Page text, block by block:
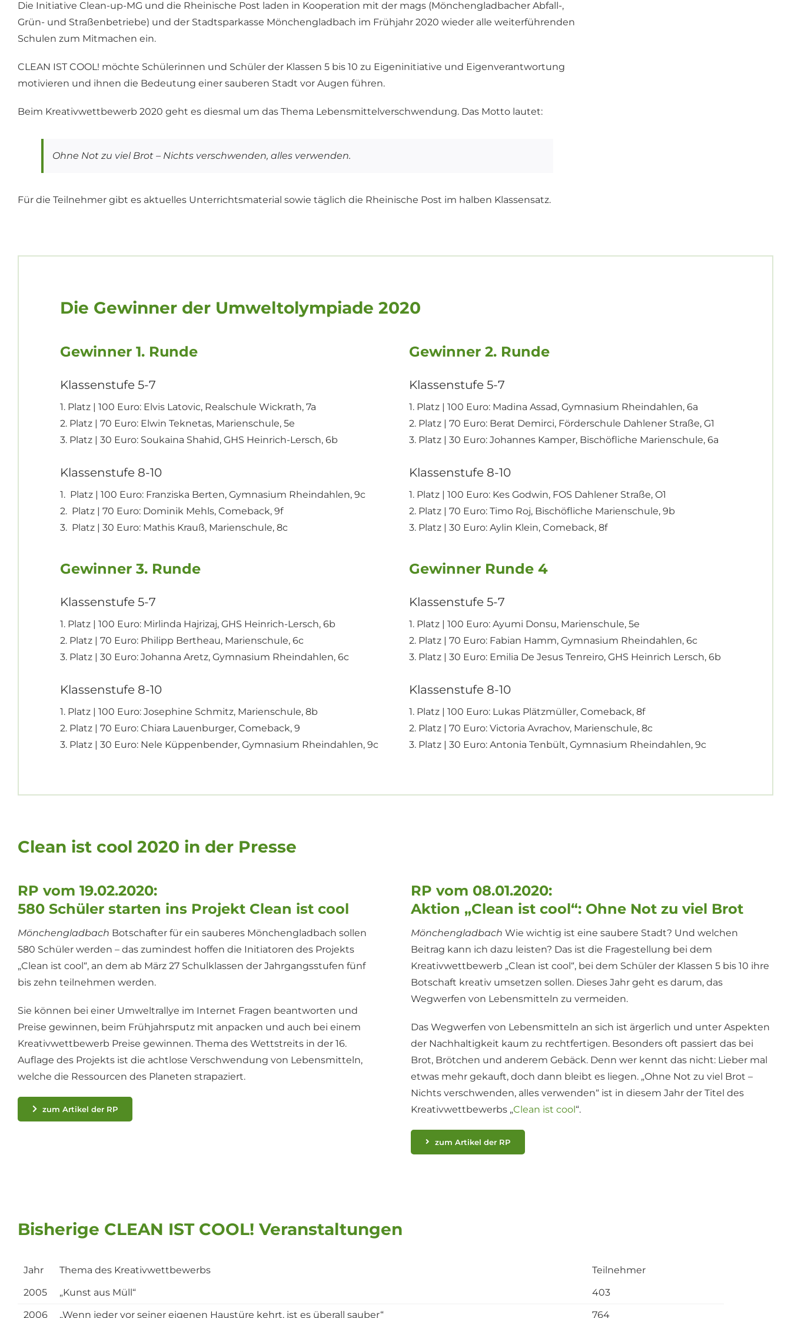
Die Initiative Clean-up-MG und die Rheinische Post laden in Kooperation mit der mags (Mönchengladbacher Abfall-,
Grün- und Straßenbetriebe) und der Stadtsparkasse Mönchengladbach im Frühjahr 2020 wieder alle weiterführenden
Schulen zum Mitmachen ein.
CLEAN IST COOL! möchte Schülerinnen und Schüler der Klassen 5 bis 10 zu Eigeninitiative und Eigenverantwortung
motivieren und ihnen die Bedeutung einer sauberen Stadt vor Augen führen.
Beim Kreativwettbewerb 2020 geht es diesmal um das Thema Lebensmittelverschwendung. Das Motto lautet:
Ohne Not zu viel Brot – Nichts verschwenden, alles verwenden.
Für die Teilnehmer gibt es aktuelles Unterrichtsmaterial sowie täglich die Rheinische Post im halben Klassensatz.
Die Gewinner der Umweltolympiade 2020
Gewinner 1. Runde
Klassenstufe 5-7
1. Platz | 100 Euro: Elvis Latovic, Realschule Wickrath, 7a
2. Platz | 70 Euro: Elwin Teknetas, Marienschule, 5e
3. Platz | 30 Euro: Soukaina Shahid, GHS Heinrich-Lersch, 6b
Klassenstufe 8-10
1. Platz | 100 Euro: Franziska Berten, Gymnasium Rheindahlen, 9c
2. Platz | 70 Euro: Dominik Mehls, Comeback, 9f
3. Platz | 30 Euro: Mathis Krauß, Marienschule, 8c
Gewinner 2. Runde
Klassenstufe 5-7
1. Platz | 100 Euro: Madina Assad, Gymnasium Rheindahlen, 6a
2. Platz | 70 Euro: Berat Demirci, Förderschule Dahlener Straße, G1
3. Platz | 30 Euro: Johannes Kamper, Bischöfliche Marienschule, 6a
Klassenstufe 8-10
1. Platz | 100 Euro: Kes Godwin, FOS Dahlener Straße, O1
2. Platz | 70 Euro: Timo Roj, Bischöfliche Marienschule, 9b
3. Platz | 30 Euro: Aylin Klein, Comeback, 8f
Gewinner 3. Runde
Klassenstufe 5-7
1. Platz | 100 Euro: Mirlinda Hajrizaj, GHS Heinrich-Lersch, 6b
2. Platz | 70 Euro: Philipp Bertheau, Marienschule, 6c
3. Platz | 30 Euro: Johanna Aretz, Gymnasium Rheindahlen, 6c
Klassenstufe 8-10
1. Platz | 100 Euro: Josephine Schmitz, Marienschule, 8b
2. Platz | 70 Euro: Chiara Lauenburger, Comeback, 9
3. Platz | 30 Euro: Nele Küppenbender, Gymnasium Rheindahlen, 9c
Gewinner Runde 4
Klassenstufe 5-7
1. Platz | 100 Euro: Ayumi Donsu, Marienschule, 5e
2. Platz | 70 Euro: Fabian Hamm, Gymnasium Rheindahlen, 6c
3. Platz | 30 Euro: Emilia De Jesus Tenreiro, GHS Heinrich Lersch, 6b
Klassenstufe 8-10
1. Platz | 100 Euro: Lukas Plätzmüller, Comeback, 8f
2. Platz | 70 Euro: Victoria Avrachov, Marienschule, 8c
3. Platz | 30 Euro: Antonia Tenbült, Gymnasium Rheindahlen, 9c
Clean ist cool 2020 in der Presse
RP vom 19.02.2020:
580 Schüler starten ins Projekt Clean ist cool
Mönchengladbach Botschafter für ein sauberes Mönchengladbach sollen
580 Schüler werden – das zumindest hoffen die Initiatoren des Projekts
„Clean ist cool“, an dem ab März 27 Schulklassen der Jahrgangsstufen fünf
bis zehn teilnehmen werden.
Sie können bei einer Umweltrallye im Internet Fragen beantworten und
Preise gewinnen, beim Frühjahrsputz mit anpacken und auch bei einem
Kreativwettbewerb Preise gewinnen. Thema des Wettstreits in der 16.
Auflage des Projekts ist die achtlose Verschwendung von Lebensmitteln,
welche die Ressourcen des Planeten strapaziert.
zum Artikel der RP
RP vom 08.01.2020:
Aktion „Clean ist cool“: Ohne Not zu viel Brot
Mönchengladbach Wie wichtig ist eine saubere Stadt? Und welchen
Beitrag kann ich dazu leisten? Das ist die Fragestellung bei dem
Kreativwettbewerb „Clean ist cool“, bei dem Schüler der Klassen 5 bis 10 ihre
Botschaft kreativ umsetzen sollen. Dieses Jahr geht es darum, das
Wegwerfen von Lebensmitteln zu vermeiden.
Das Wegwerfen von Lebensmitteln an sich ist ärgerlich und unter Aspekten
der Nachhaltigkeit kaum zu rechtfertigen. Besonders oft passiert das bei
Brot, Brötchen und anderem Gebäck. Denn wer kennt das nicht: Lieber mal
etwas mehr gekauft, doch dann bleibt es liegen. „Ohne Not zu viel Brot –
Nichts verschwenden, alles verwenden“ ist in diesem Jahr der Titel des
Kreativwettbewerbs „Clean ist cool“.
zum Artikel der RP
Bisherige CLEAN IST COOL! Veranstaltungen
Jahr Thema des Kreativwettbewerbs
Teilnehmer
2005
„Kunst aus Müll“
403
2006
„Wenn jeder vor seiner eigenen Haustüre kehrt, ist es überall sauber“ 764